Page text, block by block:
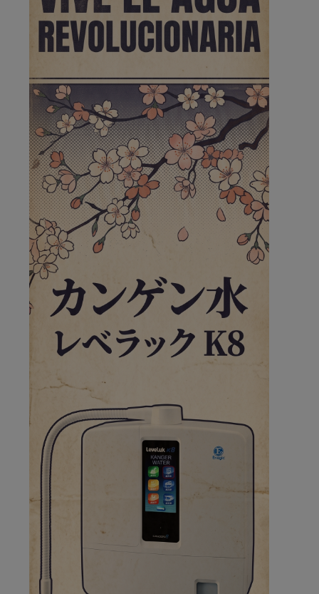
de la …
A ver si llega alguno que de verdad le importe la
Pozuelo de Alarcón
🔴 EXCLUSIVA | El comisario
de la …
Wayne Rooney era el comisario de pozuelo?
Pozuelo de Alarcón
🔴 EXCLUSIVA | El comisario
de la …